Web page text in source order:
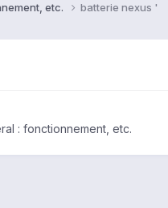
etc. batterie nexus '
: fonctionnement, etc.